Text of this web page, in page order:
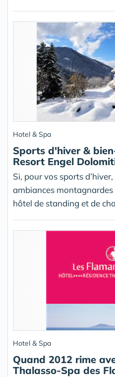
Hotel & Spa
Sports d'hiver &
Resort Engel
Si, pour vos sports
ambiances
hôtel de standing et de
Hotel & Spa
Quand 2012 rime
Thalasso-Spa des